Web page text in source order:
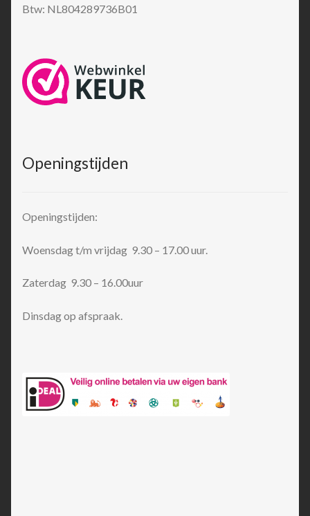
Btw: NL804289736B01
Openingstijden
Openingstijden:
Woensdag t/m vrijdag 9.30 – 17.00 uur.
Zaterdag 9.30 – 16.00uur
Dinsdag op afspraak.